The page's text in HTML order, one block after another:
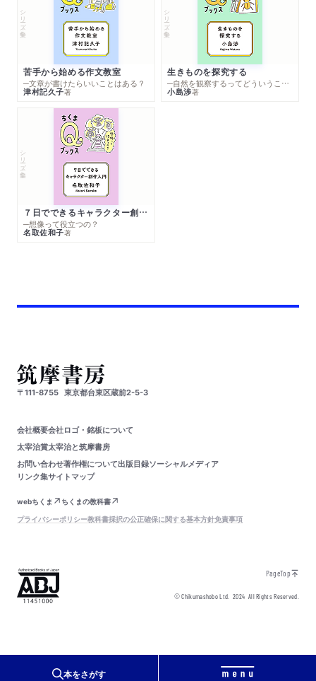
本をさがす
シリーズ・全集
苦手から始める作文教室
─文章が書けたらいいことはある？
津村記久子著
シリーズ・全集
生きものを探究する
─自然を観察するってどういうこと？
小島渉著
シリーズ・全集
７日でできるキャラクター創作入門
─想像って役立つの？
名取佐和子著
〒111-8755 東京都台東区蔵前2-5-3
会社概要会社ロゴ・銘板について
太宰治賞太宰治と筑摩書房
お問い合わせ著作権について出版目録ソーシャルメディア
リンク集サイトマップ
webちくま
ちくまの教科書
プライバシーポリシー教科書採択の公正確保に関する基本方針免責事項
PageTop
© Chikumashobo Ltd.2024 All Rights Reserved.